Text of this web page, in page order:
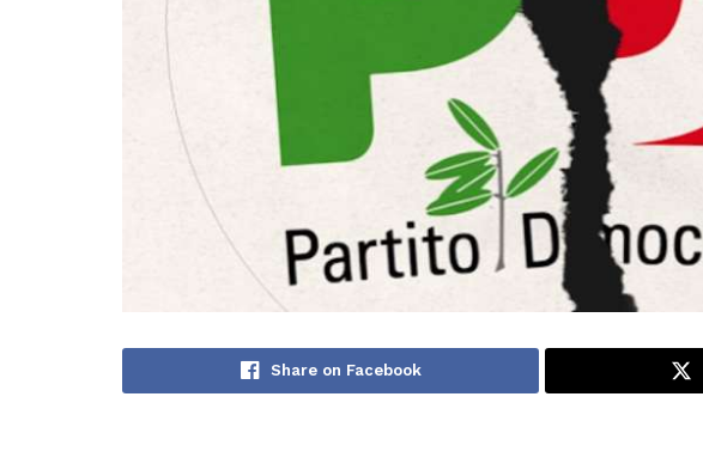
Share on Facebook